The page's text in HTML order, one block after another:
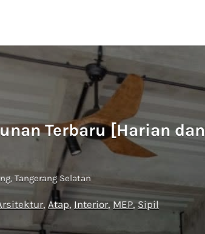
Terbaru [Harian dan
Tangerang Selatan
Atap Interior MEP Sipil